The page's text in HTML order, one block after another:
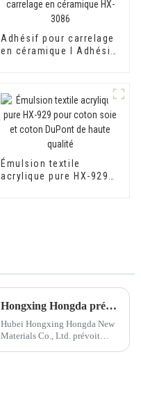
Adhésif pour carrelage
en céramique I Adhésif
Émulsion textile
acrylique pure HX-929
Hongxing Hongda prévoit d'investir 1,6 milliard de yuans pour construire une nouvelle usine de production d'émulsion d'une capacité de production de 510 000 tonnes par an.
Hubei Hongxing Hongda New
Materials Co., Ltd. prévoit